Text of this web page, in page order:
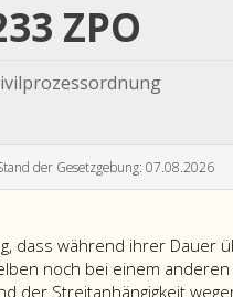
ZPO
der Gesetzgebung: 07.08.2026
dass während ihrer Dauer
noch bei einem
der Streitanhängigkeit